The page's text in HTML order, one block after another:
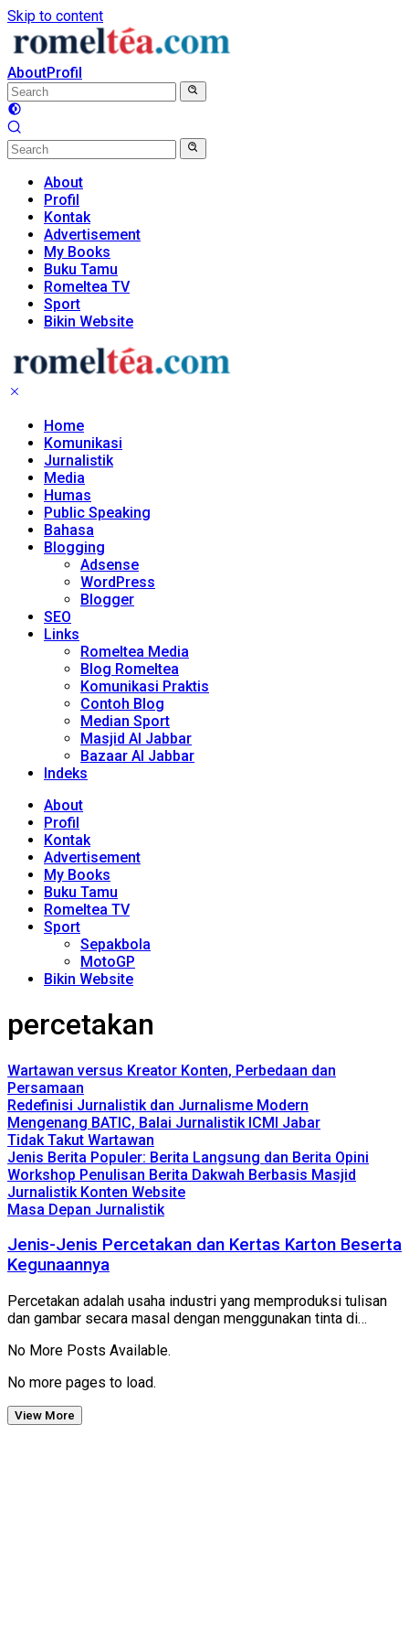
Skip to content
AboutProfil
About
Profil
Kontak
Advertisement
My Books
Buku Tamu
Romeltea TV
Sport
Bikin Website
Home
Komunikasi
Jurnalistik
Media
Humas
Public Speaking
Bahasa
Blogging
Adsense
WordPress
Blogger
SEO
Links
Romeltea Media
Blog Romeltea
Komunikasi Praktis
Contoh Blog
Median Sport
Masjid Al Jabbar
Bazaar Al Jabbar
Indeks
About
Profil
Kontak
Advertisement
My Books
Buku Tamu
Romeltea TV
Sport
Sepakbola
MotoGP
Bikin Website
percetakan
Wartawan versus Kreator Konten, Perbedaan dan
Persamaan
Redefinisi Jurnalistik dan Jurnalisme Modern
Mengenang BATIC, Balai Jurnalistik ICMI Jabar
Tidak Takut Wartawan
Jenis Berita Populer: Berita Langsung dan Berita Opini
Workshop Penulisan Berita Dakwah Berbasis Masjid
Jurnalistik Konten Website
Masa Depan Jurnalistik
Jenis-Jenis Percetakan dan Kertas Karton Beserta
Kegunaannya
Percetakan adalah usaha industri yang memproduksi tulisan
dan gambar secara masal dengan menggunakan tinta di…
No More Posts Available.
No more pages to load.
View More